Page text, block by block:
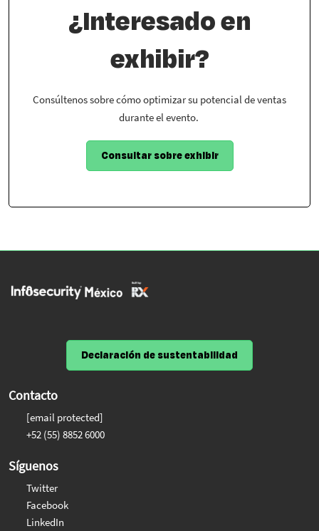
¿Interesado en
exhibir?
Consúltenos sobre cómo optimizar su potencial de ventas
durante el evento.
Consultar sobre exhibir
Declaración de sustentabilidad
Contacto
[email protected]
+52 (55) 8852 6000
Síguenos
Twitter
Facebook
LinkedIn